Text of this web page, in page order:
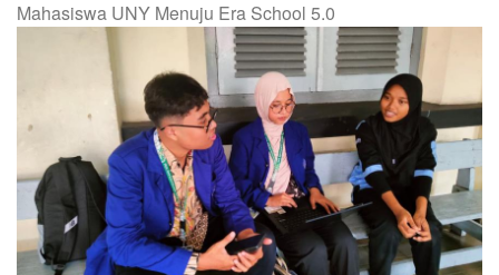
TRADISI
NYABUK
GUNUNG
UNTUK
EDUKASI
MITIGASI
BENCANA
Mahasiswa UNY Menuju Era School 5.0